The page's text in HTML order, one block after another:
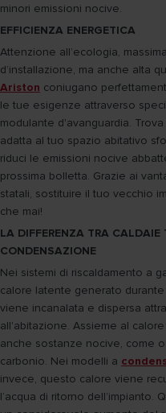
minori emissioni nocive.
EFFICIENZA ENERGETICA
Attenzione all’ecologia,
d’installazione, ma anche alta
Ariston coniugano
le tue esigenze attraverso
modulante d'avanguardia.
adatta al tuo spazio abitativo
riduci le emissioni nocive
prossima bolletta. Grazie ai
statali, sostituire il tuo vecchio
che mai!
LA DIFFERENZA TRA
CONDENSAZIONE
Nei sistemi di riscaldamento a
calore latente generato
viene incanalata e dispersa
all'abitazione. Assieme al
anche sostanze nocive, come
carbonio. Nei modelli a
invece, questo calore viene
l’acqua di ritorno